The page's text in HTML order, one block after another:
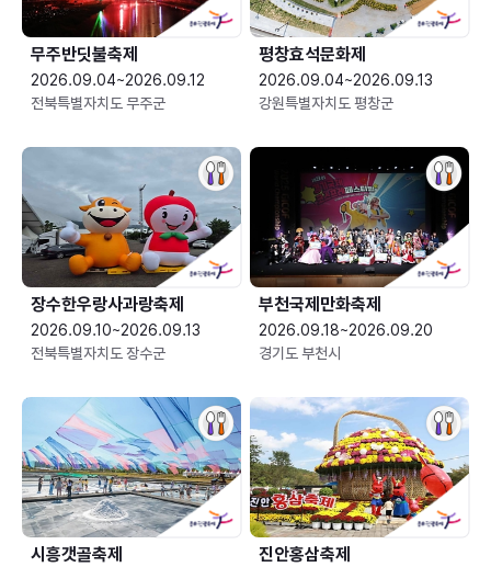
무주반딧불축제
2026.09.04~2026.09.12
전북특별자치도 무주군
평창효석문화제
2026.09.04~2026.09.13
강원특별자치도 평창군
장수한우랑사과랑축제
2026.09.10~2026.09.13
전북특별자치도 장수군
부천국제만화축제
2026.09.18~2026.09.20
경기도 부천시
시흥갯골축제 진안홍삼축제